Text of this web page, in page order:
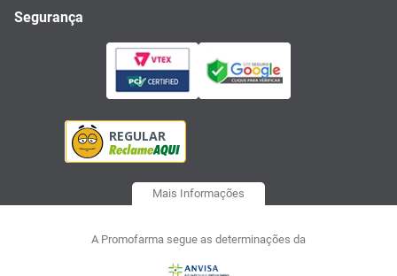
Segurança
Mais Informações
A Promofarma segue as determinações da